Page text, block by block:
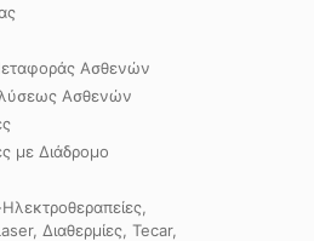
Ασθενών
Ασθενών
με Διάδρομο
Διαθερμίες, Tecar,